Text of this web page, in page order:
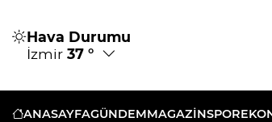
Hava Durumu
İzmir 37 °
ANASAYFAGÜNDEMMAGAZİNSPOR